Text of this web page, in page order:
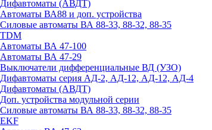
Дифавтоматы (АВДТ)
Автоматы ВА88 и доп. устройства
Силовые автоматы ВА 88-33, 88-32, 88-35
TDM
Автоматы ВА 47-100
Автоматы ВА 47-29
Выключатели дифференциальные ВД (УЗО)
Дифавтоматы серия АД-2, АД-12, АД-12, АД-4
Дифавтоматы (АВДТ)
Доп. устройства модульной серии
Силовые автоматы ВА 88-33, 88-32, 88-35
EKF